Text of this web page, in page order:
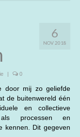
6
NOV 2018
| 0
door mij zo geliefde
de buitenwereld één
en collectieve
als processen en
kennen. Dit gegeven